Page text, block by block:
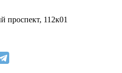
проспект, 112к01